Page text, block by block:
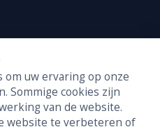
om uw ervaring op onze
Sommige cookies zijn
van de website.
website te verbeteren of